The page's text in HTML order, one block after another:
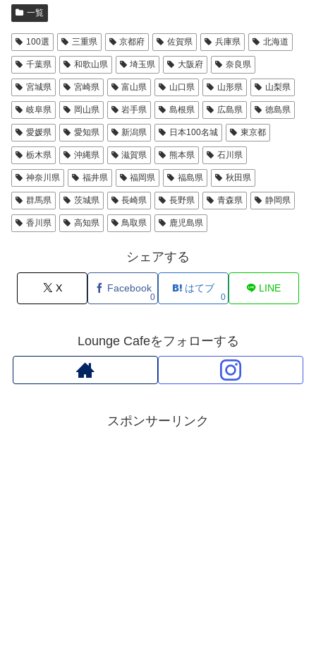
一覧
100選 三重県 京都府 佐賀県 兵庫県 北海道
千葉県 和歌山県 埼玉県 大阪府 奈良県
宮城県 宮崎県 富山県 山口県 山形県 山梨県
岐阜県 岡山県 岩手県 島根県 広島県 徳島県
愛媛県 愛知県 新潟県 日本100名城 東京都
栃木県 沖縄県 滋賀県 熊本県 石川県
神奈川県 福井県 福岡県 福島県 秋田県
群馬県 茨城県 長崎県 長野県 青森県 静岡県
香川県 高知県 鳥取県 鹿児島県
シェアする
X Facebook
0
はてブ
0
LINE
Lounge Cafeをフォローする
スポンサーリンク